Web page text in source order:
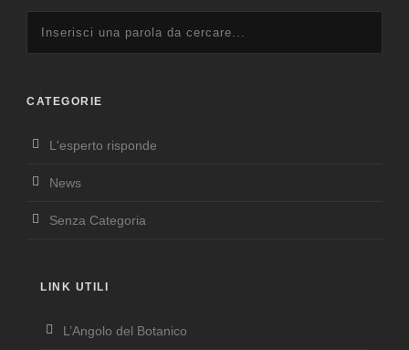
CATEGORIE
L'esperto risponde
News
Senza Categoria
LINK UTILI
L’Angolo del Botanico